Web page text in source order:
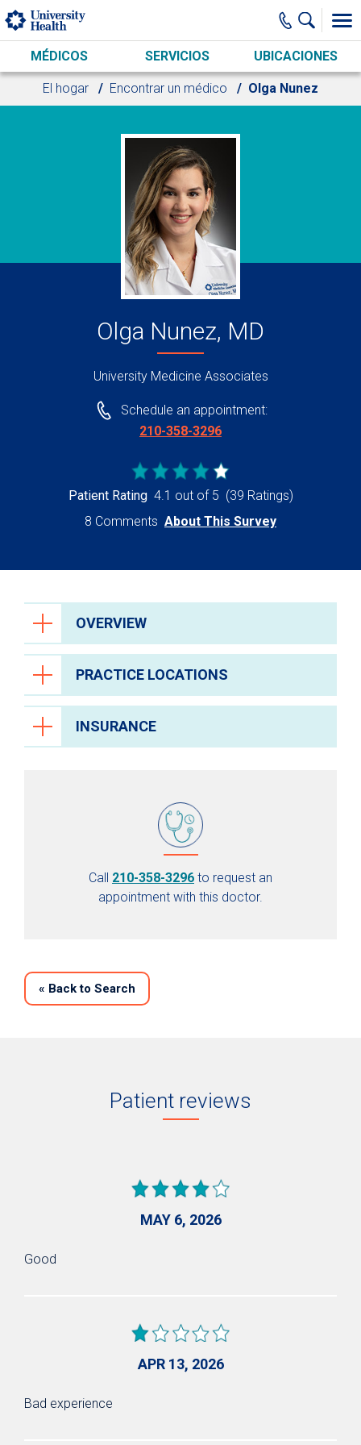
Skip to main content
MÉDICOS SERVICIOS UBICACIONES
El hogar Encontrar un médico Olga Nunez
Olga Nunez, MD
University Medicine Associates
Schedule an appointment:
210-358-3296
Patient Rating 4.1 out of 5 (39 Ratings)
8 Comments About This Survey
OVERVIEW
PRACTICE LOCATIONS
INSURANCE
Call 210-358-3296 to request an
appointment with this doctor.
« Back to Search
Patient reviews
MAY 6, 2026
Good
APR 13, 2026
Bad experience